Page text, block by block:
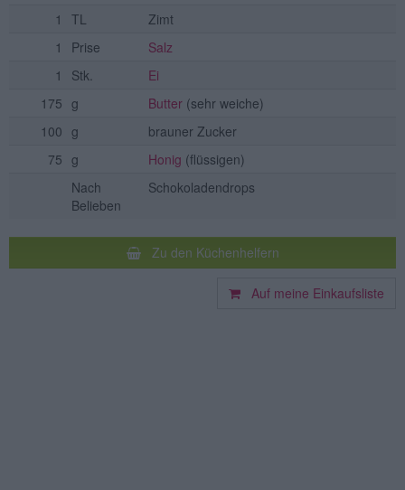
1
TL
Zimt
1
Prise
Salz
1
Stk.
Ei
175 g Butter (sehr weiche)
100 g
brauner Zucker
75 g Honig (flüssigen)
Nach
Belieben
Schokoladendrops
Zu den Küchenhelfern
Auf meine Einkaufsliste